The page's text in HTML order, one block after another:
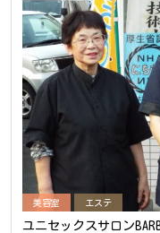
美容室 エステ
ユニセックスサロン